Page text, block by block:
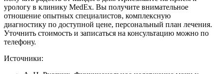
урологу в клинику MedEx. Вы получите внимательное
отношение опытных специалистов, комплексную
диагностику по доступной цене, персональный план лечения.
Уточнить стоимость и записаться на консультацию можно по
телефону.
Источники: